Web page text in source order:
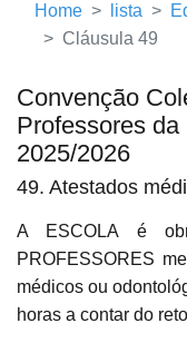
Home lista
Cláusula 49
Convenção
Professores
2025/2026
49. Atestados
A ESCOLA é
PROFESSORES
médicos ou
horas a contar do